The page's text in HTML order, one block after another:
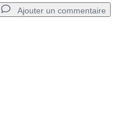
Ajouter un commentaire